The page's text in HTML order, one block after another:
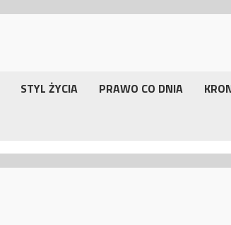
STYL ŻYCIA PRAWO CO DNIA